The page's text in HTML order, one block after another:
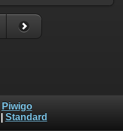
Piwigo
Standard